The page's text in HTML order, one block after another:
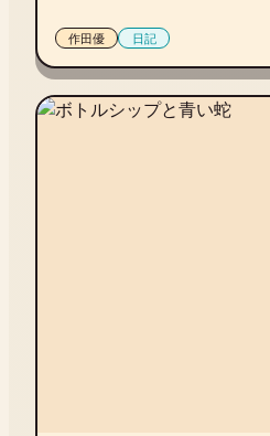
「コロナに罹患する前の元気な
七歳上のパートナーと暮らしな
日々のごはんや喫茶店巡り、二
体のあつさ、結婚の挨拶に行っ
作田優 日記